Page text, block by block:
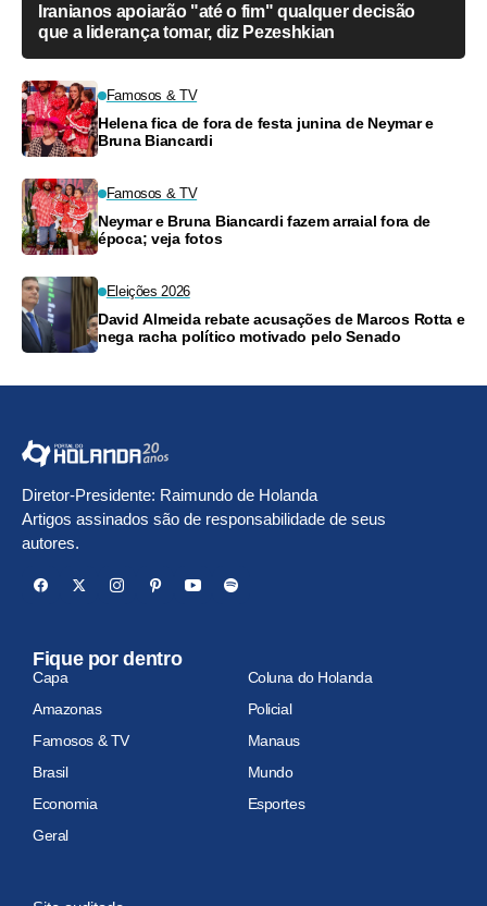
Iranianos apoiarão "até o fim" qualquer decisão
que a liderança tomar, diz Pezeshkian
Famosos & TV
Helena fica de fora de festa junina de Neymar e
Bruna Biancardi
Famosos & TV
Neymar e Bruna Biancardi fazem arraial fora de
época; veja fotos
Eleições 2026
David Almeida rebate acusações de Marcos Rotta e
nega racha político motivado pelo Senado
Diretor-Presidente: Raimundo de Holanda
Artigos assinados são de responsabilidade de seus
autores.
Fique por dentro
Capa
Coluna do Holanda
Amazonas
Policial
Famosos & TV
Manaus
Brasil
Mundo
Economia
Esportes
Geral